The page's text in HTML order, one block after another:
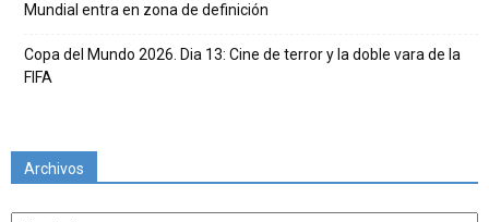
Mundial entra en zona de definición
Copa del Mundo 2026. Dia 13: Cine de terror y la doble vara de la
FIFA
Archivos
Archivos